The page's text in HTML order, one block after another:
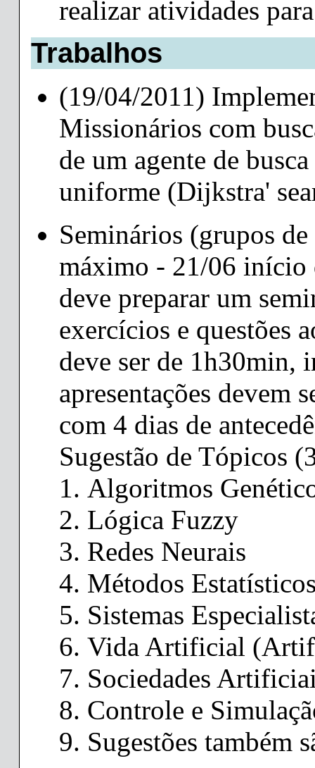
realizar atividades
Trabalhos
(19/04/2011)
Missionários com
de um agente de
uniforme (Dijkstra'
Seminários (grupos
máximo - 21/06 início
deve preparar um
exercícios e questões
deve ser de 1h30min,
apresentações devem
com 4 dias de
Sugestão de Tópicos
Algoritmos
Lógica Fuzzy
Redes Neurais
Métodos
Sistemas
Vida Artificial
Sociedades
Controle e
Sugestões também